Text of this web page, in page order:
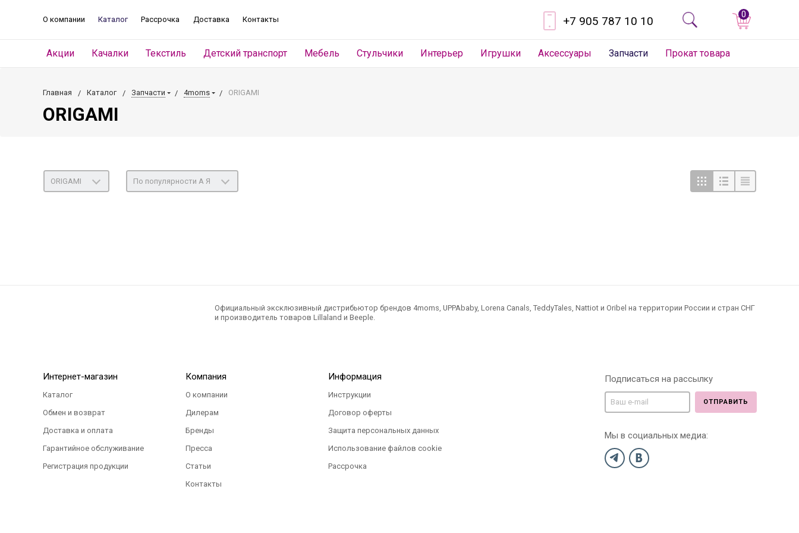
О компании Каталог Рассрочка Доставка Контакты +7 905 787 10 10 0
Акции Качалки Текстиль Детский транспорт Мебель Стульчики Интерьер Игрушки Аксессуары Запчасти Прокат товара
Главная Каталог Запчасти 4moms ORIGAMI
ORIGAMI
ORIGAMI По популярности А Я
Официальный эксклюзивный дистрибьютор брендов 4moms, UPPAbaby, Lorena Canals, TeddyTales, Nattiot и Oribel на территории России и стран СНГ
и производитель товаров Lillaland и Beeple.
Интернет-магазин
Каталог
Обмен и возврат
Доставка и оплата
Гарантийное обслуживание
Регистрация продукции
Компания
О компании
Дилерам
Бренды
Пресса
Статьи
Контакты
Информация
Инструкции
Договор оферты
Защита персональных данных
Использование файлов cookie
Рассрочка
Подписаться на рассылку
ОТПРАВИТЬ
Мы в социальных медиа: